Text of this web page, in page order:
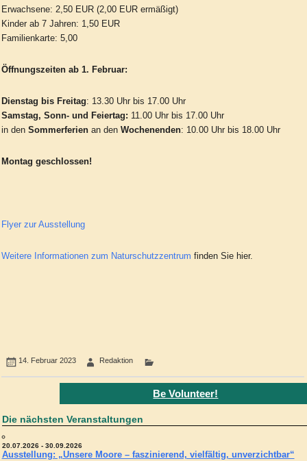
Erwachsene: 2,50 EUR (2,00 EUR ermäßigt)
Kinder ab 7 Jahren: 1,50 EUR
Familienkarte: 5,00
Öffnungszeiten ab 1. Februar:
Dienstag bis Freitag: 13.30 Uhr bis 17.00 Uhr
Samstag, Sonn- und Feiertag: 11.00 Uhr bis 17.00 Uhr
in den Sommerferienan den Wochenenden: 10.00 Uhr bis 18.00 Uhr
Montag geschlossen!
Flyer zur Ausstellung
Weitere Informationen zum Naturschutzzentrum finden Sie hier.
14. Februar 2023 Redaktion
Be Volunteer!
Die nächsten Veranstaltungen
20.07.2026 - 30.09.2026
Ausstellung: „Unsere Moore – faszinierend, vielfältig, unverzichtbar“